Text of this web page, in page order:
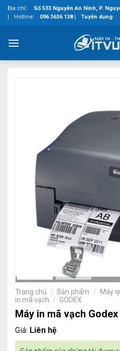
SkipĐịa chỉ:
Số 533 Nguyễn An Ninh, P.
|
Hotline: 096 3636 138 | Tuyển dụng
Trang chủ / Sản phẩm / Máy
in mã vạch / GODEX
Máy in mã vạch Godex
Giá: Liên hệ